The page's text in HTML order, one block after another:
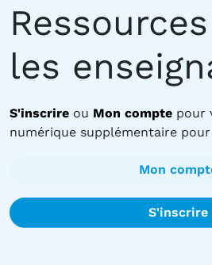
les
S'inscrire ou Mon compte pour
numérique supplémentaire
Mon
S'inscrire